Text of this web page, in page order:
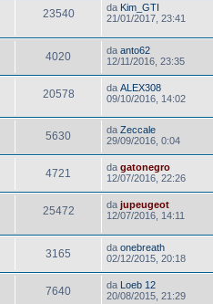
23540 da Kim_GTI
21/01/2017, 23:41
4020 da anto62
12/11/2016, 23:35
20578 da ALEX308
09/10/2016, 14:02
5630 da Zeccale
29/09/2016, 0:04
4721 da gatonegro
12/07/2016, 22:26
25472 da jupeugeot
12/07/2016, 14:11
3165 da onebreath
02/12/2015, 20:18
7640 da Loeb 12
20/08/2015, 21:29